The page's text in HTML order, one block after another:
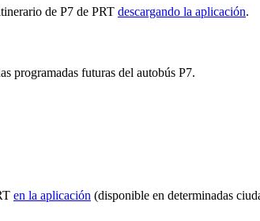
de P7 de PRT descargando la aplicación.
programadas futuras del autobús P7.
en la aplicación (disponible en determinadas